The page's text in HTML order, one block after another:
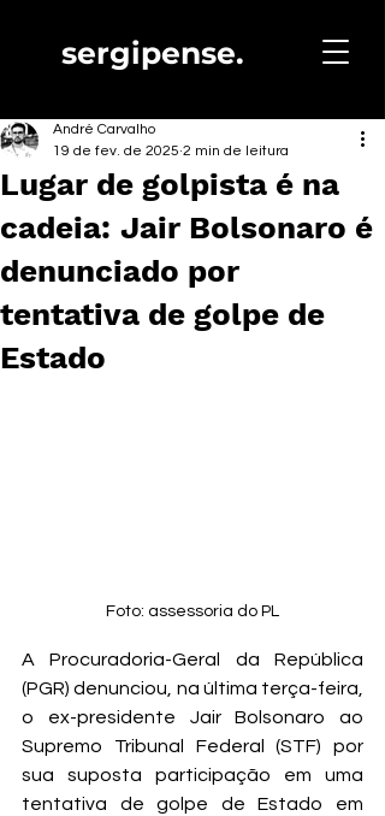
sergipense.
Lugar de golpista é na
cadeia: Jair Bolsonaro é
denunciado por
tentativa de golpe de
Estado
André Carvalho
19 de fev. de 2025 2 min de leitura
Foto: assessoria do PL
A Procuradoria-Geral da República
(PGR) denunciou, na última terça-feira,
o ex-presidente Jair Bolsonaro ao
Supremo Tribunal Federal (STF) por
sua suposta participação em uma
tentativa de golpe de Estado em